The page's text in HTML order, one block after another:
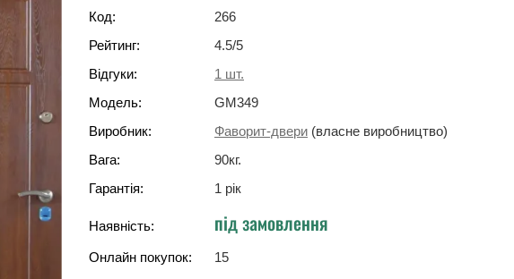
Код:
266
Рейтинг:
4.5/5
Відгуки:
1 шт.
Модель:
GM349
Виробник:
Фаворит-двери (власне виробництво)
Вага:
90кг.
Гарантія:
1 рік
Наявність: під замовлення
Онлайн покупок: 15